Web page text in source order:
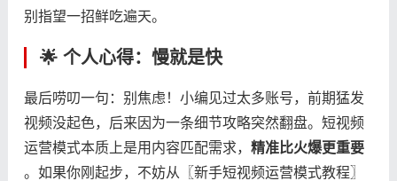
别指望一招鲜吃遍天。
🌟 个人心得：慢就是快
最后唠叨一句：别焦虑！小编见过太多账号，前期猛发
视频没起色，后来因为一条细节攻略突然翻盘。短视频
运营模式本质上是用内容匹配需求，​ ​精准比火爆更重要​​
。如果你刚起步，不妨从〖新手短视频运营模式教程〗